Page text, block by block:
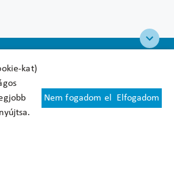
kat)
Nem fogadom el Elfogadom
feltételek